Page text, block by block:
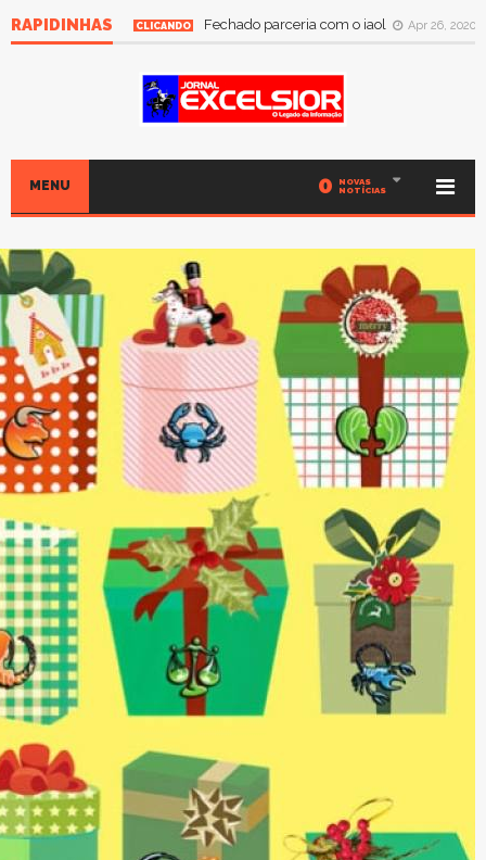
RAPIDINHAS CLICANDO Fechado parceria com o iaol Apr 26, 2020
MENU 0
NOVAS
NOTÍCIAS